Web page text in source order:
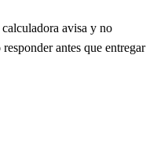
avisa y no
antes que entregar